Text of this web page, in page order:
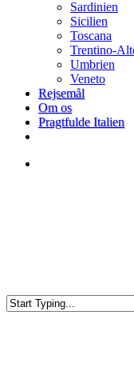
Sardinien
Sicilien
Toscana
Trentino-
Umbrien
Veneto
Rejsemål
Om os
Pragtfulde Italien